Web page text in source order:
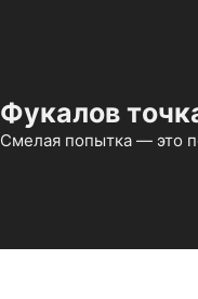
Фукалов
Смелая попытка — это